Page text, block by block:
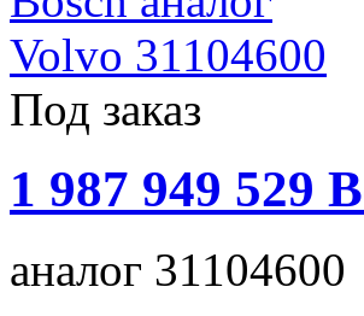
Под заказ
1 987 949 529
аналог 31104600